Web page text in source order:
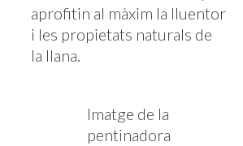
aprofitin al màxim la lluentor
i les propietats naturals de
la llana.
Imatge de la
pentinadora